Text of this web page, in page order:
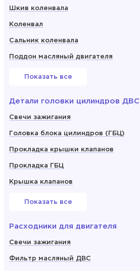
Шкив коленвала
Коленвал
Сальник коленвала
Поддон масляный двигателя
Показать все
Детали головки цилиндров ДВС
Свечи зажигания
Головка блока цилиндров (ГБЦ)
Прокладка крышки клапанов
Прокладка ГБЦ
Крышка клапанов
Показать все
Расходники для двигателя
Свечи зажигания
Фильтр масляный ДВС